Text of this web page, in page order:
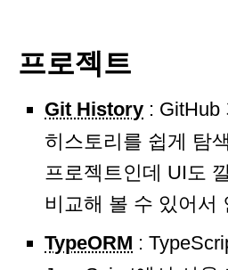
프로젝트
Git History : GitHub
히스토리를 쉽게 탐
프로젝트인데 UI도
비교해 볼 수 있어서
TypeORM :